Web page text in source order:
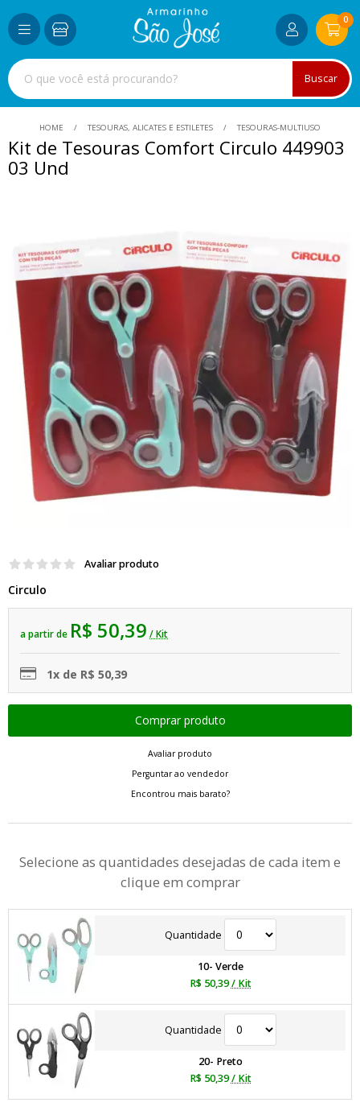
Buscar
0
HOME TESOURAS, ALICATES E ESTILETES TESOURAS-MULTIUSO
Kit de Tesouras Comfort Circulo 449903
03 Und
Avaliar produto
Circulo
a partir de R$ 50,39 / Kit
1x de R$ 50,39
Avaliar produto
Perguntar ao vendedor
Encontrou mais barato?
Selecione as quantidades desejadas de cada item e
clique em comprar
Quantidade
10- Verde
R$ 50,39 / Kit
Quantidade
20- Preto
R$ 50,39 / Kit